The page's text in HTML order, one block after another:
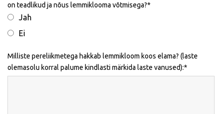
on teadlikud ja nõus lemmiklooma võtmisega?
Jah
Ei
Milliste pereliikmetega hakkab lemmikloom koos elama? (laste
olemasolu korral palume kindlasti märkida laste vanused):